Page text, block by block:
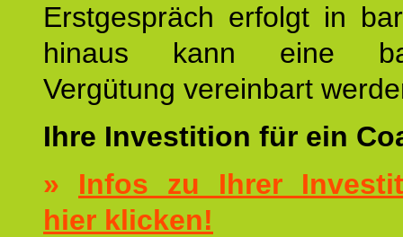
Erstgespräch erfolgt in
hinaus kann eine
Vergütung vereinbart
Ihre Investition für ein
» Infos zu Ihrer
hier klicken!